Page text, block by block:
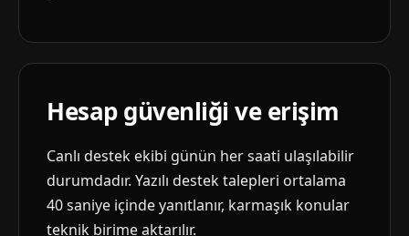
Hesap güvenliği ve erişim
Canlı destek ekibi günün her saati ulaşılabilir
durumdadır. Yazılı destek talepleri ortalama
40 saniye içinde yanıtlanır, karmaşık konular
teknik birime aktarılır.